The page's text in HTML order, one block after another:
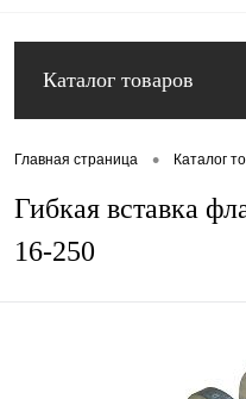
Каталог товаров
Главная страница • Каталог
Гибкая вставка
16-250